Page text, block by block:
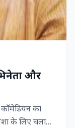
और
का
के लिए चला